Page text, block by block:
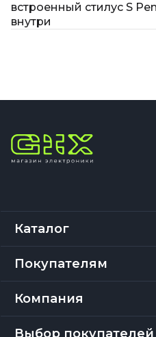
встроенный стилус S
внутри
Каталог
Покупателям
Компания
Выбор покупателей